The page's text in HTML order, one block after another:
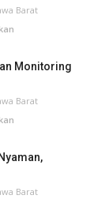
Barat
Monitoring
Barat
Barat